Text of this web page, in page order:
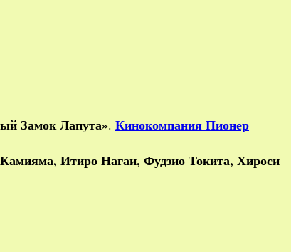
Замок Лапута». Кинокомпания Пионер
Итиро Нагаи, Фудзио Токита, Хироси